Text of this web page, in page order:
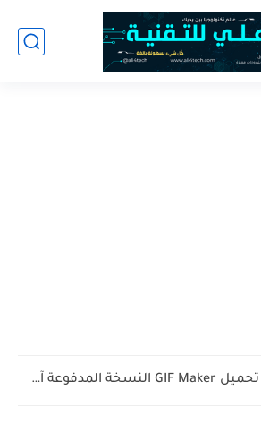
تحميل GIF Maker النسخة المدفوعة آخر اصدار للاندرويد